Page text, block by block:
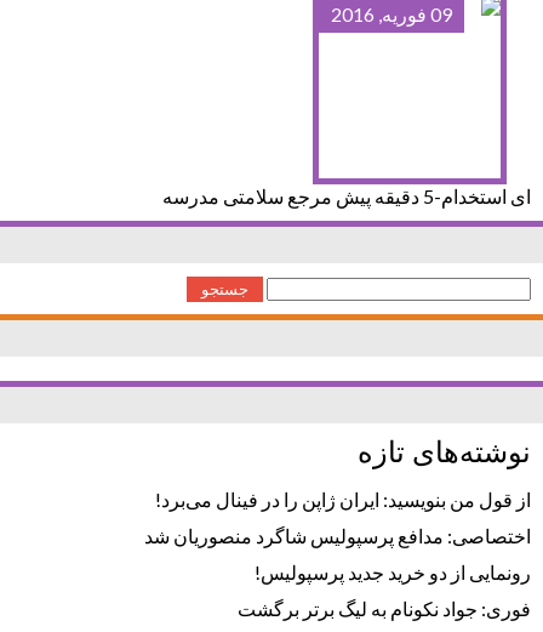
09 فوریه, 2016
ای استخدام-5 دقیقه پیش مرجع سلامتی مدرسه
جستجو
برای:
نوشته‌های تازه
از قول من بنویسید: ایران ژاپن را در فینال می‌برد!
اختصاصی: مدافع پرسپولیس شاگرد منصوریان شد
رونمایی از دو خرید جدید پرسپولیس!
فوری: جواد نکونام به لیگ برتر برگشت